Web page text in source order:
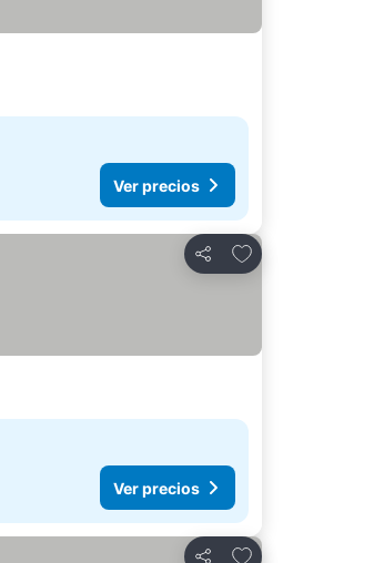
Ver precios
Compartir
Agregar a favoritos
Ver precios
Agregar a favoritos